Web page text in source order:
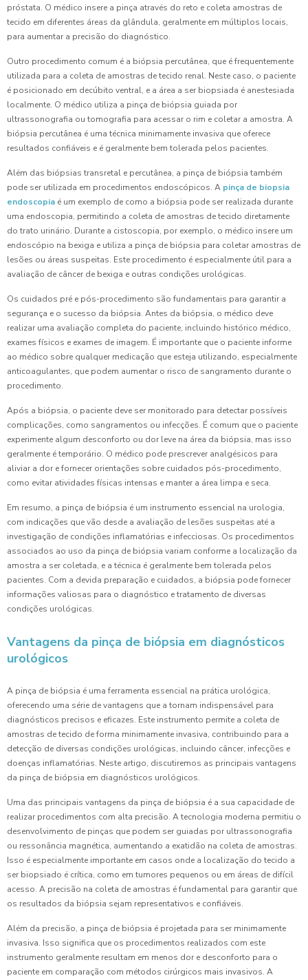
próstata. O médico insere a pinça através do reto e coleta amostras de
tecido em diferentes áreas da glândula, geralmente em múltiplos locais,
para aumentar a precisão do diagnóstico.
Outro procedimento comum é a biópsia percutânea, que é frequentemente
utilizada para a coleta de amostras de tecido renal. Neste caso, o paciente
é posicionado em decúbito ventral, e a área a ser biopsiada é anestesiada
localmente. O médico utiliza a pinça de biópsia guiada por
ultrassonografia ou tomografia para acessar o rim e coletar a amostra. A
biópsia percutânea é uma técnica minimamente invasiva que oferece
resultados confiáveis e é geralmente bem tolerada pelos pacientes.
Além das biópsias transretal e percutânea, a pinça de biópsia também
pode ser utilizada em procedimentos endoscópicos. A pinça de biopsia
endoscopia é um exemplo de como a biópsia pode ser realizada durante
uma endoscopia, permitindo a coleta de amostras de tecido diretamente
do trato urinário. Durante a cistoscopia, por exemplo, o médico insere um
endoscópio na bexiga e utiliza a pinça de biópsia para coletar amostras de
lesões ou áreas suspeitas. Este procedimento é especialmente útil para a
avaliação de câncer de bexiga e outras condições urológicas.
Os cuidados pré e pós-procedimento são fundamentais para garantir a
segurança e o sucesso da biópsia. Antes da biópsia, o médico deve
realizar uma avaliação completa do paciente, incluindo histórico médico,
exames físicos e exames de imagem. É importante que o paciente informe
ao médico sobre qualquer medicação que esteja utilizando, especialmente
anticoagulantes, que podem aumentar o risco de sangramento durante o
procedimento.
Após a biópsia, o paciente deve ser monitorado para detectar possíveis
complicações, como sangramentos ou infecções. É comum que o paciente
experimente algum desconforto ou dor leve na área da biópsia, mas isso
geralmente é temporário. O médico pode prescrever analgésicos para
aliviar a dor e fornecer orientações sobre cuidados pós-procedimento,
como evitar atividades físicas intensas e manter a área limpa e seca.
Em resumo, a pinça de biópsia é um instrumento essencial na urologia,
com indicações que vão desde a avaliação de lesões suspeitas até a
investigação de condições inflamatórias e infecciosas. Os procedimentos
associados ao uso da pinça de biópsia variam conforme a localização da
amostra a ser coletada, e a técnica é geralmente bem tolerada pelos
pacientes. Com a devida preparação e cuidados, a biópsia pode fornecer
informações valiosas para o diagnóstico e tratamento de diversas
condições urológicas.
Vantagens da pinça de biópsia em diagnósticos
urológicos
A pinça de biópsia é uma ferramenta essencial na prática urológica,
oferecendo uma série de vantagens que a tornam indispensável para
diagnósticos precisos e eficazes. Este instrumento permite a coleta de
amostras de tecido de forma minimamente invasiva, contribuindo para a
detecção de diversas condições urológicas, incluindo câncer, infecções e
doenças inflamatórias. Neste artigo, discutiremos as principais vantagens
da pinça de biópsia em diagnósticos urológicos.
Uma das principais vantagens da pinça de biópsia é a sua capacidade de
realizar procedimentos com alta precisão. A tecnologia moderna permitiu o
desenvolvimento de pinças que podem ser guiadas por ultrassonografia
ou ressonância magnética, aumentando a exatidão na coleta de amostras.
Isso é especialmente importante em casos onde a localização do tecido a
ser biopsiado é crítica, como em tumores pequenos ou em áreas de difícil
acesso. A precisão na coleta de amostras é fundamental para garantir que
os resultados da biópsia sejam representativos e confiáveis.
Além da precisão, a pinça de biópsia é projetada para ser minimamente
invasiva. Isso significa que os procedimentos realizados com este
instrumento geralmente resultam em menos dor e desconforto para o
paciente em comparação com métodos cirúrgicos mais invasivos. A